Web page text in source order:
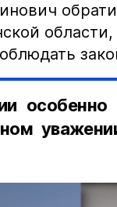
области,
особенно